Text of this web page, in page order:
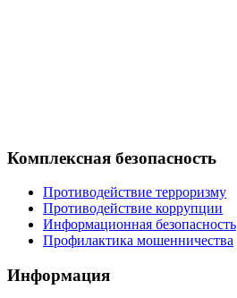
Комплексная безопасность
Противодействие терроризму
Противодействие коррупции
Информационная безопасность
Профилактика мошенничества
Информация